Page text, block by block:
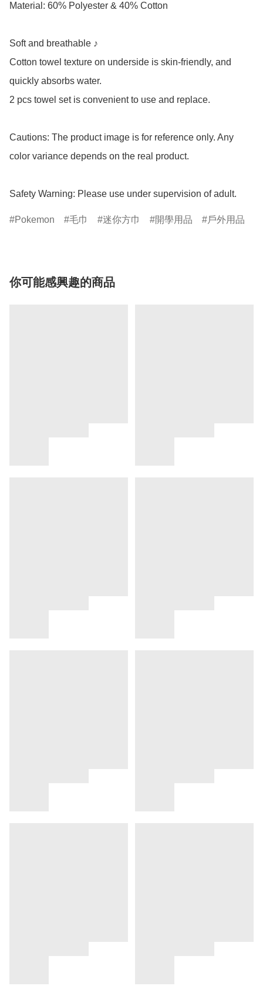
Material: 60% Polyester & 40% Cotton
Soft and breathable ♪
Cotton towel texture on underside is skin-friendly, and
quickly absorbs water.
2 pcs towel set is convenient to use and replace.
Cautions: The product image is for reference only. Any
color variance depends on the real product.
Safety Warning: Please use under supervision of adult.
Pokemon 毛巾 迷你方巾 開學用品 戶外用品
你可能感興趣的商品